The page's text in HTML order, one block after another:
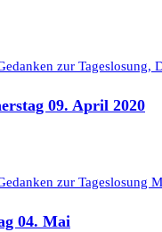
09. April 2020
04. Mai